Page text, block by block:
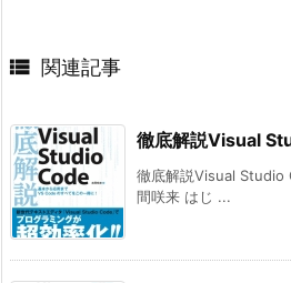
 関連記事
徹底解説Visual
徹底解説Visual Studio
間咲来 はじ ...